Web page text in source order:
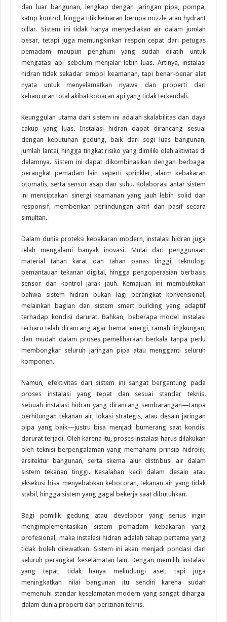
dan luar bangunan, lengkap dengan jaringan pipa, pompa,
katup kontrol, hingga titik keluaran berupa nozzle atau hydrant
pillar. Sistem ini tidak hanya menyediakan air dalam jumlah
besar, tetapi juga memungkinkan respon cepat dari petugas
pemadam maupun penghuni yang sudah dilatih untuk
mengatasi api sebelum menjalar lebih luas. Artinya, instalasi
hidran tidak sekadar simbol keamanan, tapi benar-benar alat
nyata untuk menyelamatkan nyawa dan properti dari
kehancuran total akibat kobaran api yang tidak terkendali.
Keunggulan utama dari sistem ini adalah skalabilitas dan daya
cakup yang luas. Instalasi hidran dapat dirancang sesuai
dengan kebutuhan gedung, baik dari segi luas bangunan,
jumlah lantai, hingga tingkat risiko yang dimiliki oleh aktivitas di
dalamnya. Sistem ini dapat dikombinasikan dengan berbagai
perangkat pemadam lain seperti sprinkler, alarm kebakaran
otomatis, serta sensor asap dan suhu. Kolaborasi antar sistem
ini menciptakan sinergi keamanan yang jauh lebih solid dan
responsif, memberikan perlindungan aktif dan pasif secara
simultan.
Dalam dunia proteksi kebakaran modern, instalasi hidran juga
telah mengalami banyak inovasi. Mulai dari penggunaan
material tahan karat dan tahan panas tinggi, teknologi
pemantauan tekanan digital, hingga pengoperasian berbasis
sensor dan kontrol jarak jauh. Kemajuan ini membuktikan
bahwa sistem hidran bukan lagi perangkat konvensional,
melainkan bagian dari sistem smart building yang adaptif
terhadap kondisi darurat. Bahkan, beberapa model instalasi
terbaru telah dirancang agar hemat energi, ramah lingkungan,
dan mudah dalam proses pemeliharaan berkala tanpa perlu
membongkar seluruh jaringan pipa atau mengganti seluruh
komponen.
Namun, efektivitas dari sistem ini sangat bergantung pada
proses instalasi yang tepat dan sesuai standar teknis.
Sebuah instalasi hidran yang dirancang sembarangan—tanpa
perhitungan tekanan air, lokasi strategis, atau desain jaringan
pipa yang baik—justru bisa menjadi bumerang saat kondisi
darurat terjadi. Oleh karena itu, proses instalasi harus dilakukan
oleh teknisi berpengalaman yang memahami prinsip hidrolik,
arsitektur bangunan, serta skema alur distribusi air dalam
sistem tekanan tinggi. Kesalahan kecil dalam desain atau
eksekusi bisa menyebabkan kebocoran, tekanan air yang tidak
stabil, hingga sistem yang gagal bekerja saat dibutuhkan.
Bagi pemilik gedung atau developer yang serius ingin
mengimplementasikan sistem pemadam kebakaran yang
profesional, maka instalasi hidran adalah tahap pertama yang
tidak boleh dilewatkan. Sistem ini akan menjadi pondasi dari
seluruh perangkat keselamatan lain. Dengan memilih instalasi
yang tepat, tidak hanya melindungi aset, tapi juga
meningkatkan nilai bangunan itu sendiri karena sudah
memenuhi standar keselamatan modern yang sangat dihargai
dalam dunia properti dan perizinan teknis.